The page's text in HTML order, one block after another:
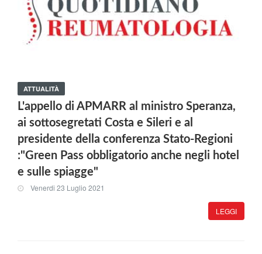
ATTUALITÀ
L'appello di APMARR al ministro Speranza,
ai sottosegretati Costa e Sileri e al
presidente della conferenza Stato-Regioni
:"Green Pass obbligatorio anche negli hotel
e sulle spiagge"
Venerdi 23 Luglio 2021
LEGGI